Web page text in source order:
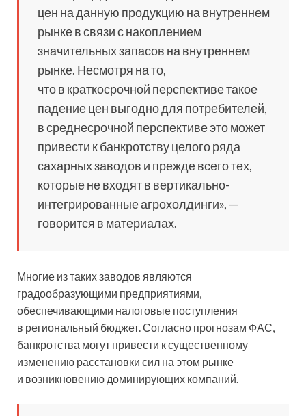
цен на данную продукцию на внутреннем
рынке в связи с накоплением
значительных запасов на внутреннем
рынке. Несмотря на то,
что в краткосрочной перспективе такое
падение цен выгодно для потребителей,
в среднесрочной перспективе это может
привести к банкротству целого ряда
сахарных заводов и прежде всего тех,
которые не входят в вертикально-
интегрированные агрохолдинги», —
говорится в материалах.
Многие из таких заводов являются
градообразующими предприятиями,
обеспечивающими налоговые поступления
в региональный бюджет. Согласно прогнозам ФАС,
банкротства могут привести к существенному
изменению расстановки сил на этом рынке
и возникновению доминирующих компаний.